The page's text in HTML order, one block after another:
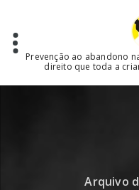
content
Prevenção ao abandono
direito que toda a
Arquivo